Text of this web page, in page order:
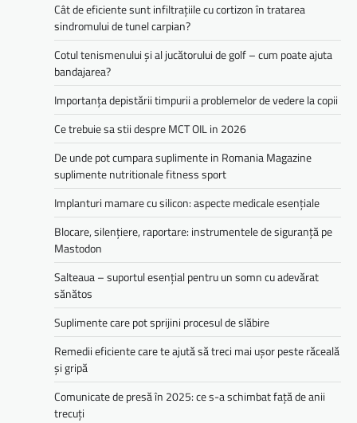
Cât de eficiente sunt infiltrațiile cu cortizon în tratarea
sindromului de tunel carpian?
Cotul tenismenului și al jucătorului de golf – cum poate ajuta
bandajarea?
Importanța depistării timpurii a problemelor de vedere la copii
Ce trebuie sa stii despre MCT OIL in 2026
De unde pot cumpara suplimente in Romania Magazine
suplimente nutritionale fitness sport
Implanturi mamare cu silicon: aspecte medicale esențiale
Blocare, silențiere, raportare: instrumentele de siguranță pe
Mastodon
Salteaua – suportul esențial pentru un somn cu adevărat
sănătos
Suplimente care pot sprijini procesul de slăbire
Remedii eficiente care te ajută să treci mai ușor peste răceală
și gripă
Comunicate de presă în 2025: ce s-a schimbat față de anii
trecuți